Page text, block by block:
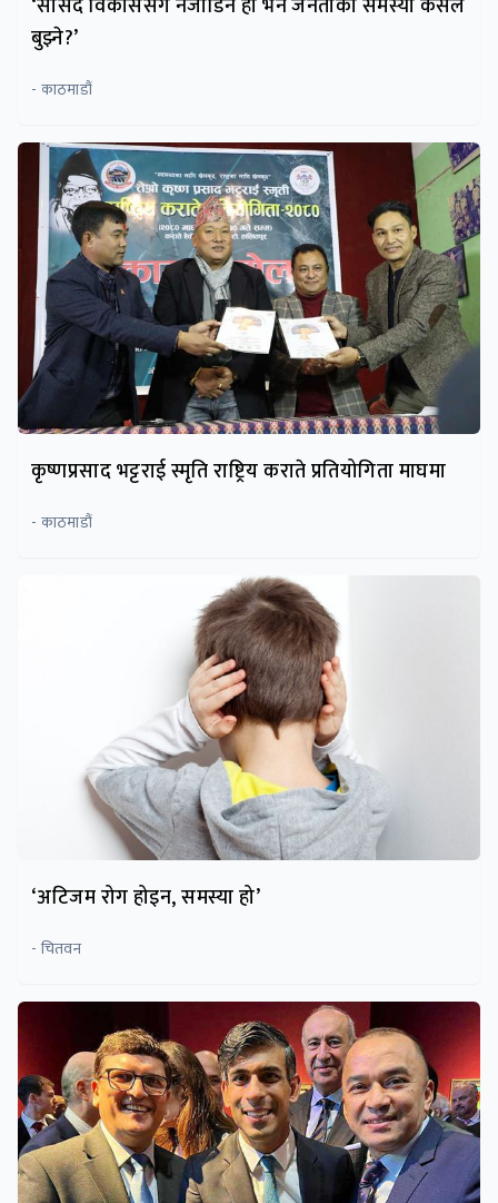
बुझ्ने?’
- काठमाडौं
कृष्णप्रसाद भट्टराई स्मृति राष्ट्रिय कराते प्रतियोगिता माघमा
- काठमाडौं
‘अटिजम रोग होइन, समस्या हो’
- चितवन